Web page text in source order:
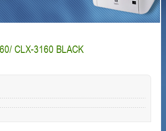
CLX-3160 BLACK